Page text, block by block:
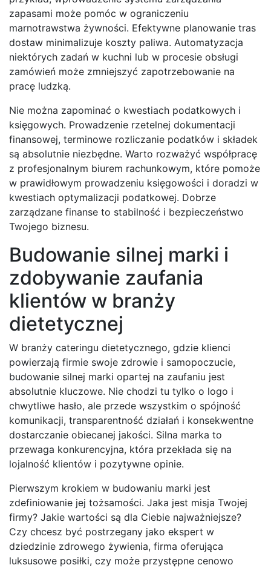
zapasami może pomóc w ograniczeniu
marnotrawstwa żywności. Efektywne planowanie tras
dostaw minimalizuje koszty paliwa. Automatyzacja
niektórych zadań w kuchni lub w procesie obsługi
zamówień może zmniejszyć zapotrzebowanie na
pracę ludzką.
Nie można zapominać o kwestiach podatkowych i
księgowych. Prowadzenie rzetelnej dokumentacji
finansowej, terminowe rozliczanie podatków i składek
są absolutnie niezbędne. Warto rozważyć współpracę
z profesjonalnym biurem rachunkowym, które pomoże
w prawidłowym prowadzeniu księgowości i doradzi w
kwestiach optymalizacji podatkowej. Dobrze
zarządzane finanse to stabilność i bezpieczeństwo
Twojego biznesu.
Budowanie silnej marki i
zdobywanie zaufania
klientów w branży
dietetycznej
W branży cateringu dietetycznego, gdzie klienci
powierzają firmie swoje zdrowie i samopoczucie,
budowanie silnej marki opartej na zaufaniu jest
absolutnie kluczowe. Nie chodzi tu tylko o logo i
chwytliwe hasło, ale przede wszystkim o spójność
komunikacji, transparentność działań i konsekwentne
dostarczanie obiecanej jakości. Silna marka to
przewaga konkurencyjna, która przekłada się na
lojalność klientów i pozytywne opinie.
Pierwszym krokiem w budowaniu marki jest
zdefiniowanie jej tożsamości. Jaka jest misja Twojej
firmy? Jakie wartości są dla Ciebie najważniejsze?
Czy chcesz być postrzegany jako ekspert w
dziedzinie zdrowego żywienia, firma oferująca
luksusowe posiłki, czy może przystępne cenowo